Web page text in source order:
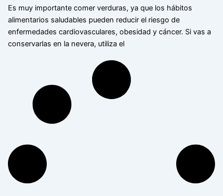
Es muy importante comer verduras, ya que los hábitos
alimentarios saludables pueden reducir el riesgo de
enfermedades cardiovasculares, obesidad y cáncer. Si vas a
conservarlas en la nevera, utiliza el